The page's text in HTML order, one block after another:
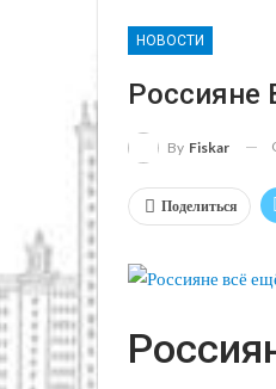
НОВОСТИ
Россияне
By Fiskar
Поделиться